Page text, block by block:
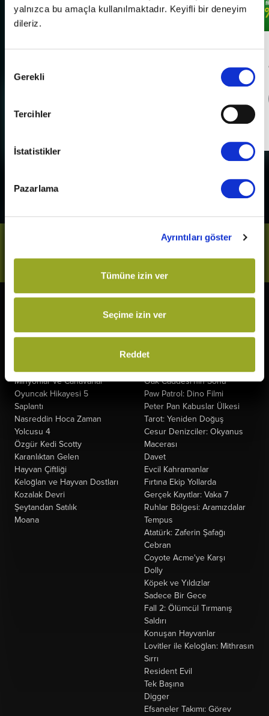
yalnızca bu amaçla kullanılmaktadır. Keyifli bir deneyim
dileriz.
Seçimi
Gerekli
Tercihler
İstatistikler
Pazarlama
Ayrıntıları göster
Tümüne izin ver
Seçime izin ver
Reddet
Her Pazartesi Halk Günü!
The Odyssey
Minyonlar ve Canavarlar
Oyuncak Hikayesi 5
Saplantı
Nasreddin Hoca Zaman
Yolcusu 4
Özgür Kedi Scotty
Karanlıktan Gelen
Hayvan Çiftliği
Keloğlan ve Hayvan Dostları
Kozalak Devri
Şeytandan Satılık
Moana
Yakında
Kurtuluş Projesi
Fırtınadan Önce
Oak Caddesi'nin Sonu
Paw Patrol: Dino Filmi
Peter Pan Kabuslar Ülkesi
Tarot: Yeniden Doğuş
Cesur Denizciler: Okyanus
Macerası
Davet
Evcil Kahramanlar
Fırtına Ekip Yollarda
Gerçek Kayıtlar: Vaka 7
Ruhlar Bölgesi: Aramızdalar
Tempus
Atatürk: Zaferin Şafağı
Cebran
Coyote Acme'ye Karşı
Dolly
Köpek ve Yıldızlar
Sadece Bir Gece
Fall 2: Ölümcül Tırmanış
Saldırı
Konuşan Hayvanlar
Lovitler ile Keloğlan: Mithrasın
Sırrı
Resident Evil
Tek Başına
Digger
Efsaneler Takımı: Görev